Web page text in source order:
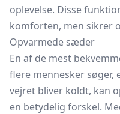
oplevelse. Disse
komforten, men sikrer
Opvarmede sæder
En af de mest
flere mennesker søger,
vejret bliver koldt, kan
en betydelig forskel.